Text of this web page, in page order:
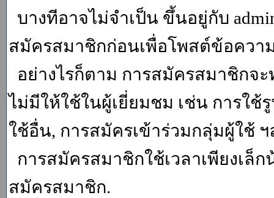
บางทีอาจไม่จำเป็น ขึ้นอยู่กับ
สมัครสมาชิกก่อนเพื่อโพสต์ข้อควา
อย่างไรก็ตาม การสมัครสมาชิก
ไม่มีให้ใช้ในผู้เยี่ยมชม เช่น การใช้
ใช้อื่น, การสมัครเข้าร่วมกลุ่มผู้ใช้ ฯ
การสมัครสมาชิกใช้เวลาเพียงเ
สมัครสมาชิก.